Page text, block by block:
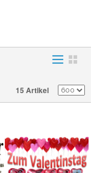
15 Artikel